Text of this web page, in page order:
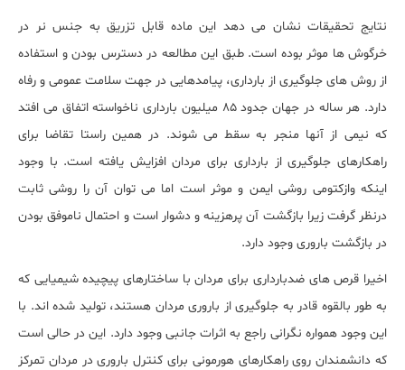
نتایج تحقیقات نشان می دهد این ماده قابل تزریق به جنس نر در
خرگوش ها موثر بوده است. طبق این مطالعه در دسترس بودن و استفاده
از روش های جلوگیری از بارداری، پیامدهایی در جهت سلامت عمومی و رفاه
دارد. هر ساله در جهان جدود 85 میلیون بارداری ناخواسته اتفاق می افتد
که نیمی از آنها منجر به سقط می شوند. در همین راستا تقاضا برای
راهکارهای جلوگیری از بارداری برای مردان افزایش یافته است. با وجود
اینکه وازکتومی روشی ایمن و موثر است اما می توان آن را روشی ثابت
درنظر گرفت زیرا بازگشت آن پرهزینه و دشوار است و احتمال ناموفق بودن
در بازگشت باروری وجود دارد.
اخیرا قرص های ضدبارداری برای مردان با ساختارهای پیچیده شیمیایی که
به طور بالقوه قادر به جلوگیری از باروری مردان هستند، تولید شده اند. با
این وجود همواره نگرانی راجع به اثرات جانبی وجود دارد. این در حالی است
که دانشمندان روی راهکارهای هورمونی برای کنترل باروری در مردان تمرکز